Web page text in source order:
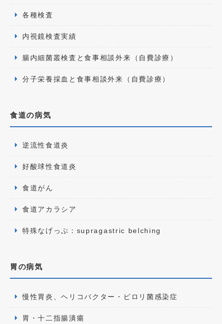
各種検査
内視鏡検査実績
腸内細菌叢検査と食事相談外来（自費診療）
分子栄養採血と食事相談外来（自費診療）
食道の病気
逆流性食道炎
好酸球性食道炎
食道がん
食道アカラシア
特殊なげっぷ：supragastric belching
胃の病気
慢性胃炎、ヘリコバクター・ピロリ菌感染症
胃・十二指腸潰瘍